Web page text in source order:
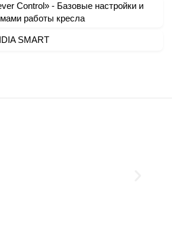
Control» - Базовые настройки и
работы кресла
SMART